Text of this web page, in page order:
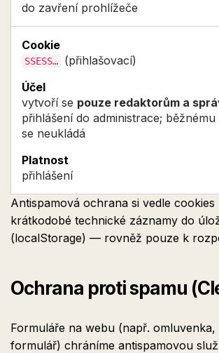
do zavření prohlížeče
SSESS… (přihlašovací)
vytvoří se pouze redaktorům a
přihlášení do administrace;
se neukládá
přihlášení
Antispamová ochrana si vedle cookies
krátkodobé technické záznamy do
(localStorage) — rovněž pouze k
Ochrana proti spamu
Formuláře na webu (např.
formulář) chráníme antispamovou